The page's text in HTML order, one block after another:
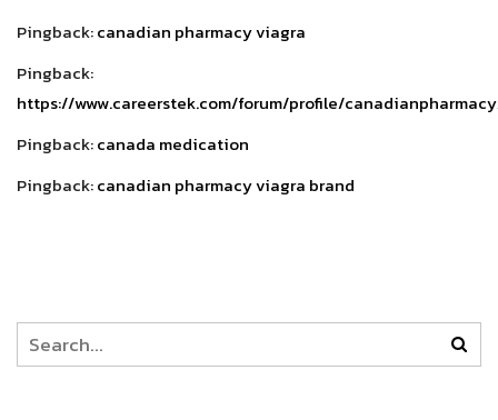
Pingback:canadian pharmacy viagra
Pingback:
https://www.careerstek.com/forum/profile/
Pingback:canada medication
Pingback:canadian pharmacy viagra brand